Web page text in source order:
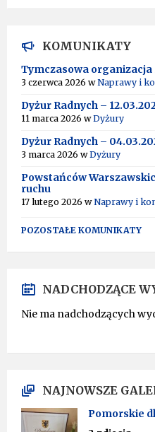
T
E
R
N
T
I
E
:
KOMUNIKATY
Tymczasowa organizacja
3 czerwca 2026 wNaprawy i
Dyżur Radnych –
11 marca 2026 wDyżury
Dyżur Radnych –
3 marca 2026 wDyżury
Powstańców
ruchu
17 lutego 2026 wNaprawy i
POZOSTAŁE KOMUNIKATY
NADCHODZĄCE
Nie ma nadchodzących
NAJNOWSZE
Pomorskie